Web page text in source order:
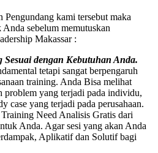
Pengundang kami tersebut maka
sebelum memutuskan
Makassar :
Sesuai dengan Kebutuhan Anda.
tetapi sangat berpengaruh
training. Anda Bisa melihat
problem yang terjadi pada individu,
case yang terjadi pada perusahaan.
Need Analisis Gratis dari
Anda. Agar sesi yang akan Anda
Aplikatif dan Solutif bagi